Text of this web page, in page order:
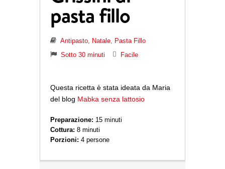
pasta fillo
Antipasto, Natale, Pasta Fillo
Sotto 30 minuti
Facile
Questa ricetta è stata ideata da Maria
del blog Mabka senza lattosio
Preparazione: 15 minuti
Cottura: 8 minuti
Porzioni: 4 persone